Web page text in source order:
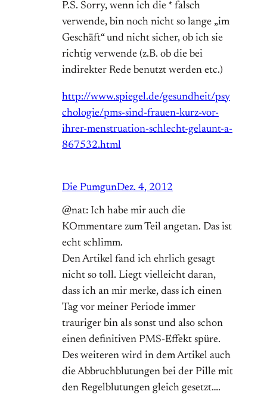
P.S. Sorry, wenn ich die * falsch
verwende, bin noch nicht so lange „im
Geschäft“ und nicht sicher, ob ich sie
richtig verwende (z.B. ob die bei
indirekter Rede benutzt werden etc.)
http://www.spiegel.de/gesundheit/psy
chologie/pms-sind-frauen-kurz-vor-
ihrer-menstruation-schlecht-gelaunt-a-
867532.html
Die PumgunDez. 4, 2012
@nat: Ich habe mir auch die
KOmmentare zum Teil angetan. Das ist
echt schlimm.
Den Artikel fand ich ehrlich gesagt
nicht so toll. Liegt vielleicht daran,
dass ich an mir merke, dass ich einen
Tag vor meiner Periode immer
trauriger bin als sonst und also schon
einen definitiven PMS-Effekt spüre.
Des weiteren wird in dem Artikel auch
die Abbruchblutungen bei der Pille mit
den Regelblutungen gleich gesetzt….